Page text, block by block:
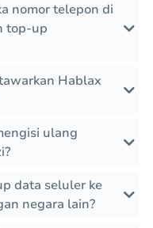
nomor telepon di
top-up
Hablax
ulang
data seluler ke
negara lain?